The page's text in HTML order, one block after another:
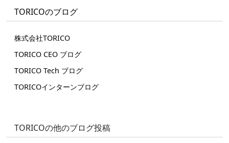
TORICOのブログ
株式会社TORICO
TORICO CEO ブログ
TORICO Tech ブログ
TORICOインターンブログ
TORICOの他のブログ投稿